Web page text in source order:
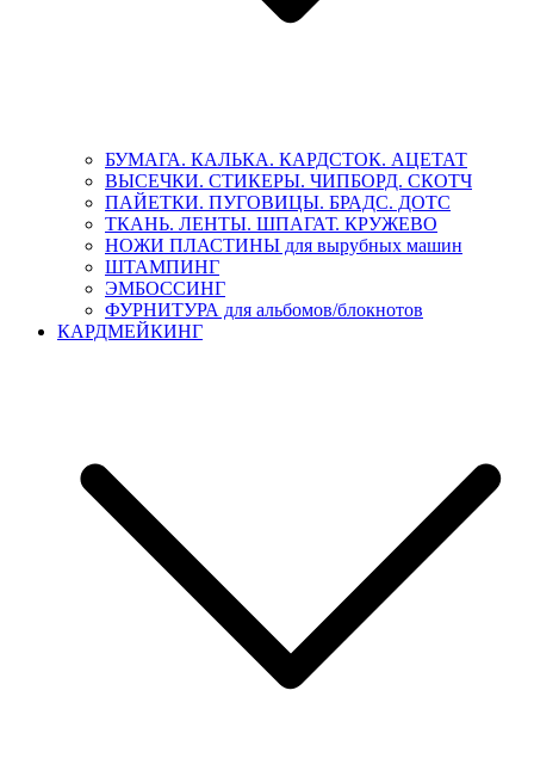
БУМАГА. КАЛЬКА. КАРДСТОК. АЦЕТАТ
ВЫСЕЧКИ. СТИКЕРЫ. ЧИПБОРД. СКОТЧ
ПАЙЕТКИ. ПУГОВИЦЫ. БРАДС. ДОТС
ТКАНЬ. ЛЕНТЫ. ШПАГАТ. КРУЖЕВО
НОЖИ ПЛАСТИНЫ для вырубных машин
ШТАМПИНГ
ЭМБОССИНГ
ФУРНИТУРА для альбомов/блокнотов
КАРДМЕЙКИНГ